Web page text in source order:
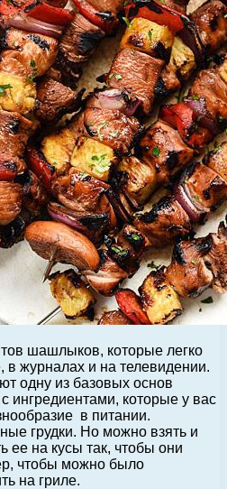
шашлыков, которые легко
в журналах и на телевидении.
одну из базовых основ
ингредиентами, которые у вас
в питании.
грудки. Но можно взять и
ее на кусы так, чтобы они
чтобы можно было
на гриле.